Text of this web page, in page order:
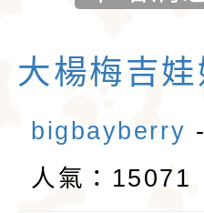
格和嬌
愛。吉
小型玩
犬的狩
似梗類
娃娃藏
后阿德
Patti）
娃娃成
站.
大楊梅吉
bigbayberry -
人氣：15071